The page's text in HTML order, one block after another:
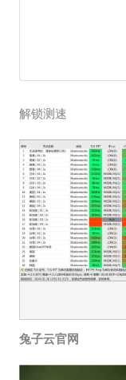
解锁测速
兔子云官网